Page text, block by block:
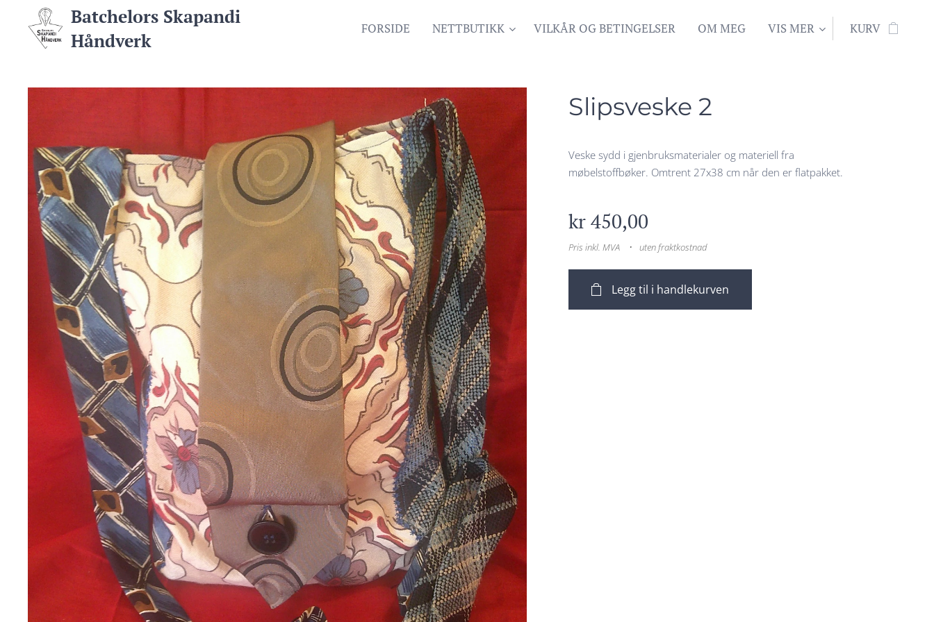
Batchelors Skapandi
Håndverk
FORSIDE NETTBUTIKK VILKÅR OG BETINGELSER OM MEG VIS MER KURV
Slipsveske 2
Veske sydd i gjenbruksmaterialer og materiell fra
møbelstoffbøker. Omtrent 27x38 cm når den er flatpakket.
kr450,00
Pris inkl. MVA uten fraktkostnad
Legg til i handlekurven